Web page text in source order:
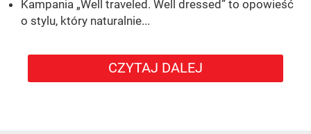
Kampania „Well traveled. Well dressed” to opowieść
o stylu, który naturalnie...
CZYTAJ DALEJ